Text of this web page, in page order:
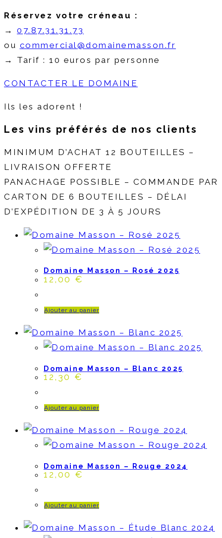
Réservez votre créneau :
→ 07.87.31.31.73
ou commercial@domainemasson.fr
→ Tarif : 10 euros par personne
CONTACTER LE DOMAINE
Ils les adorent !
Les vins préférés de nos clients
MINIMUM D’ACHAT 12 BOUTEILLES –
LIVRAISON OFFERTE
PANACHAGE POSSIBLE – COMMANDE PAR
CARTON DE 6 BOUTEILLES – DÉLAI
D’EXPÉDITION DE 3 À 5 JOURS
Domaine Masson – Rosé 2025
12,00 €
Ajouter au panier
Domaine Masson – Blanc 2025
12,30 €
Ajouter au panier
Domaine Masson – Rouge 2024
12,00 €
Ajouter au panier